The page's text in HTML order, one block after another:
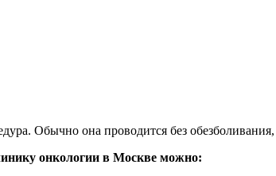
Обычно она проводится без
онкологии в Москве можно: